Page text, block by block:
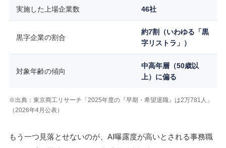
実施した上場企業数 46社
黒字企業の割合
約7割（いわゆる「黒
字リストラ」）
対象年齢の傾向
中高年層（50歳以
上）に偏る
※出典：東京商工リサーチ「2025年度の『早期・希望退職』は2万781人」
（2026年4月公表）
もう一つ見落とせないのが、AI曝露度が高いとされる事務職